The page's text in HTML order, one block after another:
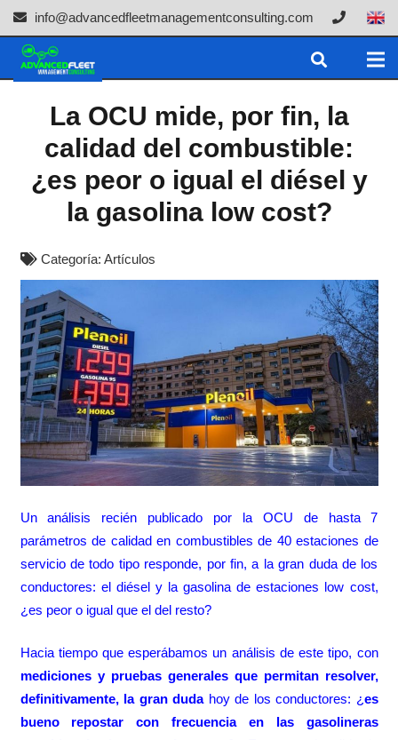
info@advancedfleetmanagementconsulting.com
La OCU mide, por fin, la
calidad del combustible:
¿es peor o igual el diésel y
la gasolina low cost?
Categoría: Artículos
Un análisis recién publicado por la OCU de hasta 7
parámetros de calidad en combustibles de 40 estaciones de
servicio de todo tipo responde, por fin, a la gran duda de los
conductores: el diésel y la gasolina de estaciones low cost,
¿es peor o igual que el del resto?
Hacia tiempo que esperábamos un análisis de este tipo, con
mediciones y pruebas generales que permitan resolver,
definitivamente, la gran dudahoy de los conductores: ¿es
bueno repostar con frecuencia en las gasolineras